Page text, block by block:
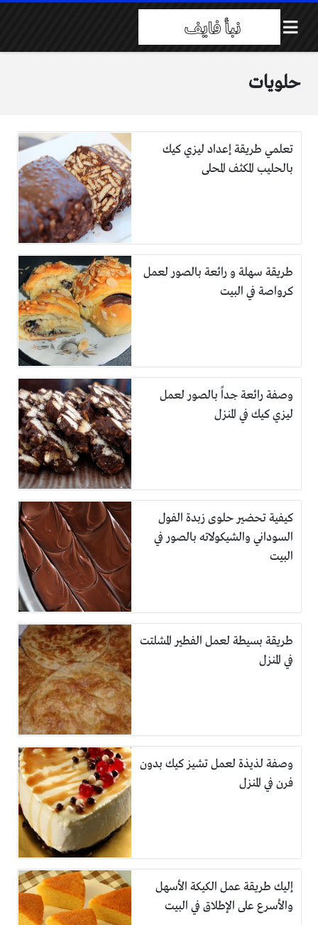
حلويات
تعلمي طريقة إعداد ليزي كيك
بالحليب المكثف المحلى
طريقة سهلة و رائعة بالصور لعمل
كرواصة في البيت
وصفة رائعة جداً بالصور لعمل
ليزي كيك في المنزل
كيفية تحضير حلوى زبدة الفول
السوداني والشيكولاته بالصور في
البيت
طريقة بسيطة لعمل الفطير المشلتت
في المنزل
وصفة لذيذة لعمل تشيز كيك بدون
فرن في المنزل
إليك طريقة عمل الكيكة الأسهل
والأسرع على الإطلاق في البيت